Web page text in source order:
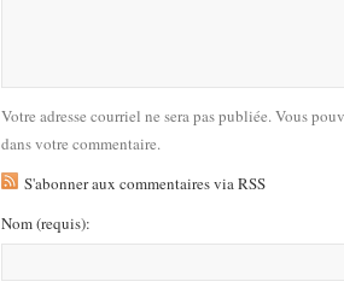
Votre adresse courriel ne sera pas publiée. Vous
dans votre commentaire.
S'abonner aux commentaires via RSS
Nom(requis):